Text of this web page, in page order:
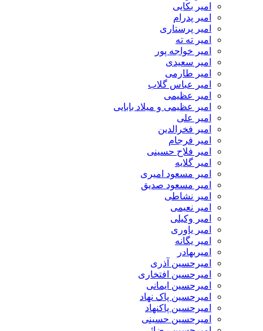
امیر بکایی
امیر پدرام
امیر پرستاری
امیر ته ته
امیر خواجه پور
امیر سعیدی
امیر طارمی
امیر عباس گلاب
امیر عظیمی
امیر عظیمی و میلاد بابایی
امیر علی
امیر فخرالدین
امیر فرجام
امیر فلاح حسینی
امیر گلایه
امیر مسعود امیری
امیر مسعود صدیق
امیر نشاطی
امیر نعیمی
امیر وکیلی
امیر یاوری
امیر یگانه
امیربهادر
امیرحسین آذری
امیرحسین افتخاری
امیرحسین ایمانی
امیرحسین پاک نهاد
امیرحسین پاکنهاد
امیرحسین حسینی